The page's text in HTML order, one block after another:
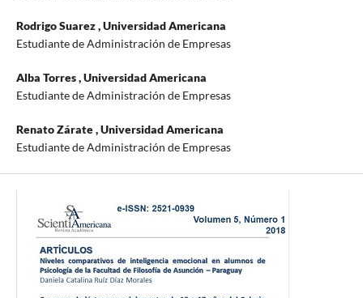
Rodrigo Suarez ,Universidad Americana
Estudiante de Administración de Empresas
Alba Torres ,Universidad Americana
Estudiante de Administración de Empresas
Renato Zárate ,Universidad Americana
Estudiante de Administración de Empresas